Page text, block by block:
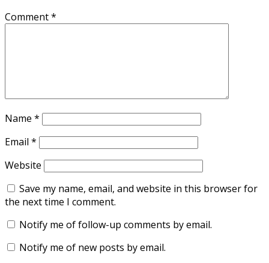
Comment*
Name *
Email *
Website
Save my name, email, and website in this browser for
the next time I comment.
Notify me of follow-up comments by email.
Notify me of new posts by email.